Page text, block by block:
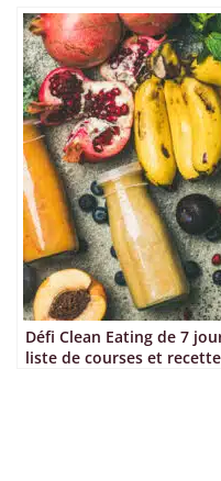
Défi Clean Eating de 7
liste de courses et